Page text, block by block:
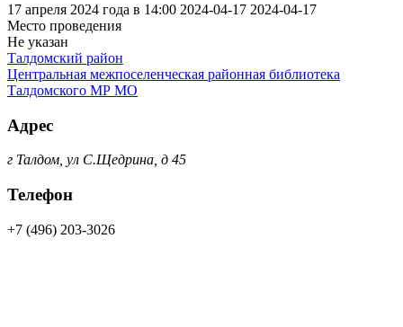
17 апреля 2024 года в 14:00 2024-04-17 2024-04-17
Место проведения
Не указан
Талдомский район
Центральная межпоселенческая районная библиотека
Талдомского МР МО
Адрес
г Талдом, ул С.Щедрина, д 45
Телефон
+7 (496) 203-3026